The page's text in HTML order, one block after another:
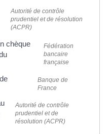
Autorité de contrôle
prudentiel et de résolution
(ACPR)
chèque
Fédération
bancaire
française
Banque de
France
Autorité de contrôle
prudentiel et de
résolution (ACPR)